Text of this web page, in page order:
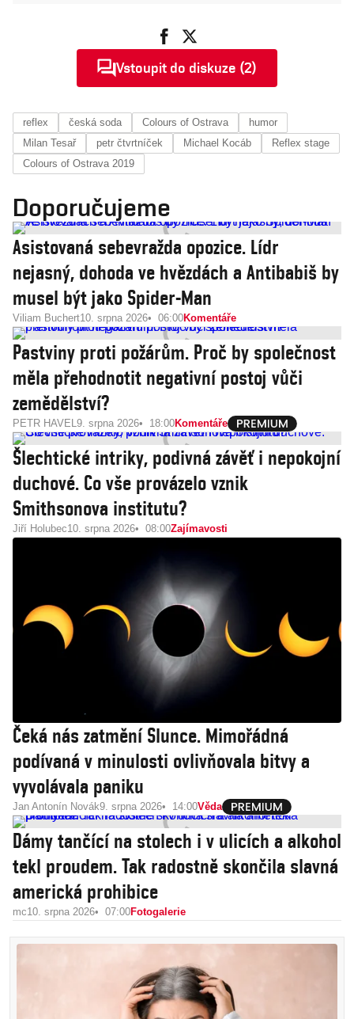
Vstoupit do diskuze (2)
reflex česká soda Colours of Ostrava
humor
Milan Tesař
petr čtvrtníček Michael Kocáb
Reflex stage
Colours of Ostrava 2019
Doporučujeme
Asistovaná sebevražda opozice. Lídr
nejasný, dohoda ve hvězdách a Antibabiš by
musel být jako Spider-Man
Viliam Buchert10. srpna 2026 06:00Komentáře
Pastviny proti požárům. Proč by společnost
měla přehodnotit negativní postoj vůči
zemědělství?
PETR HAVEL9. srpna 2026 18:00Komentáře
Šlechtické intriky, podivná závěť i nepokojní
duchové. Co vše provázelo vznik
Smithsonova institutu?
Jiří Holubec10. srpna 2026 08:00Zajímavosti
Čeká nás zatmění Slunce. Mimořádná
podívaná v minulosti ovlivňovala bitvy a
vyvolávala paniku
Jan Antonín Novák9. srpna 2026 14:00Věda
Dámy tančící na stolech i v ulicích a alkohol
tekl proudem. Tak radostně skončila slavná
americká prohibice
mc10. srpna 2026 07:00Fotogalerie